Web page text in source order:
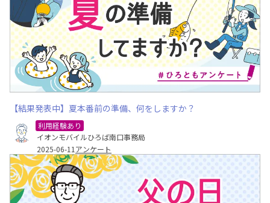
【結果発表中】夏本番前の準備、何をしますか？
利用経験あり
イオンモバイルひろば南口事務局
2025-06-11 アンケート